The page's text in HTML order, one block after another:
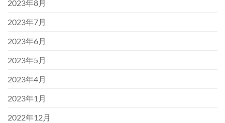
2023年8月
2023年7月
2023年6月
2023年5月
2023年4月
2023年1月
2022年12月